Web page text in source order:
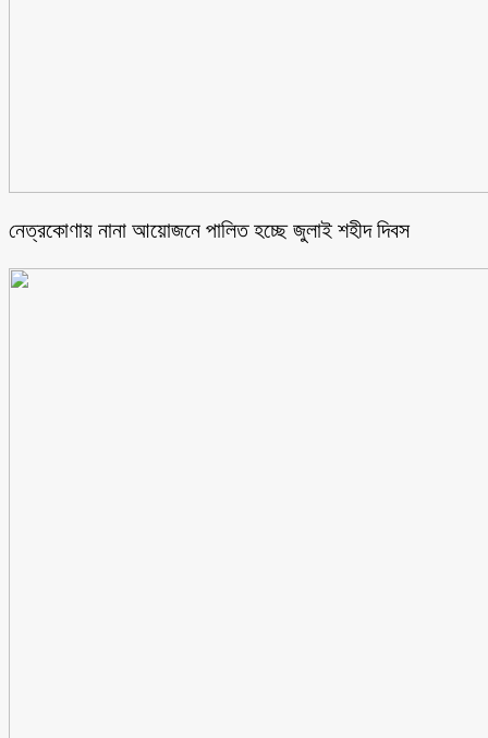
নেত্রকোণায় নানা আয়োজনে পালিত হচ্ছে জুলাই শহীদ দিবস